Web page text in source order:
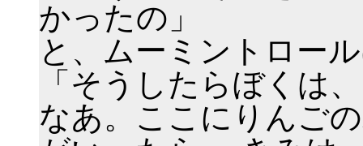
かったの」
と、ムーミントロー
「そうしたらぼくは
なあ。ここにりんご